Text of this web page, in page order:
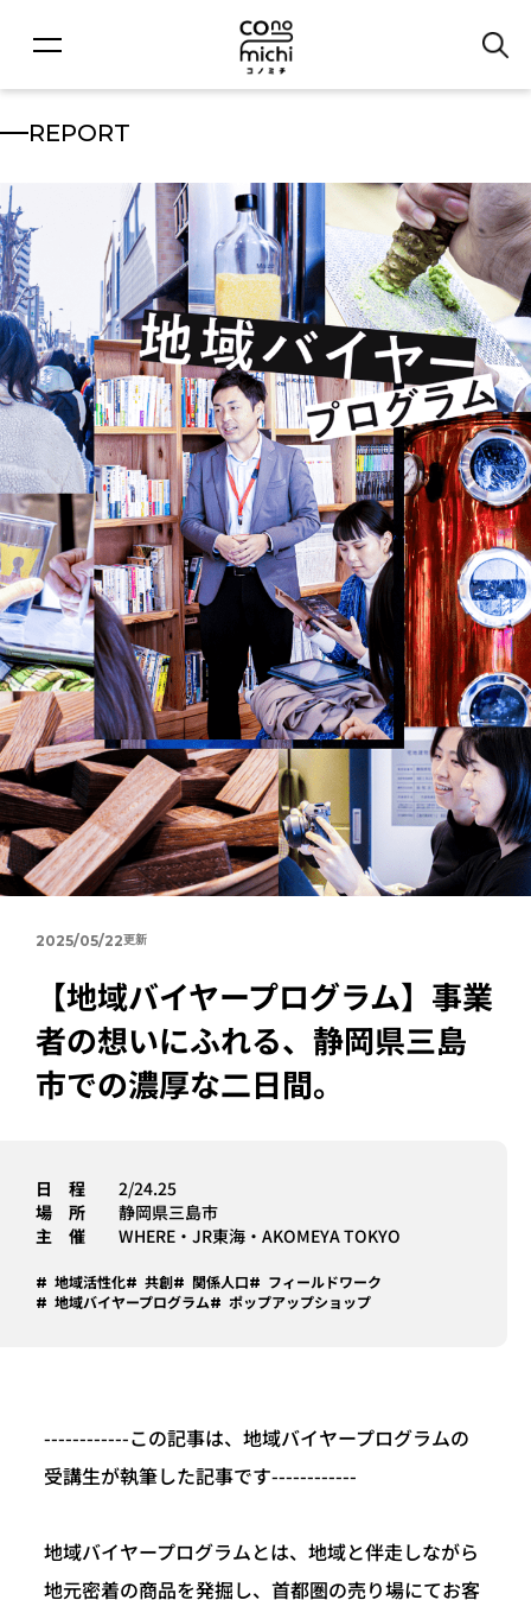
REPORT
2025/05/22
【地域バイヤープログラム】事業
者の想いにふれる、静岡県三島
市での濃厚な二日間。
日 程
2/24.25
場 所
静岡県三島市
主 催
WHERE・JR東海・AKOMEYA TOKYO
地域活性化 共創 関係人口
フィールドワーク
地域バイヤープログラム
ポップアップショップ
------------この記事は、地域バイヤープログラムの
受講生が執筆した記事です------------
地域バイヤープログラムとは、地域と伴走しながら
地元密着の商品を発掘し、首都圏の売り場にてお客